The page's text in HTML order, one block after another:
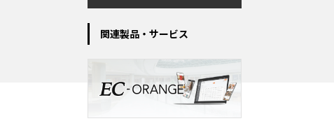
関連製品・サービス